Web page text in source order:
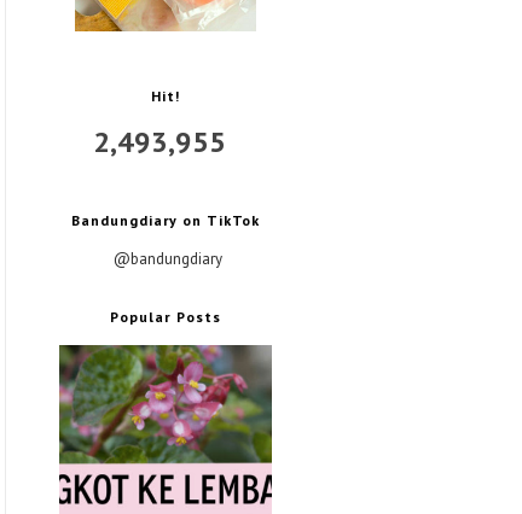
Hit!
2,493,955
Bandungdiary on TikTok
@bandungdiary
Popular Posts